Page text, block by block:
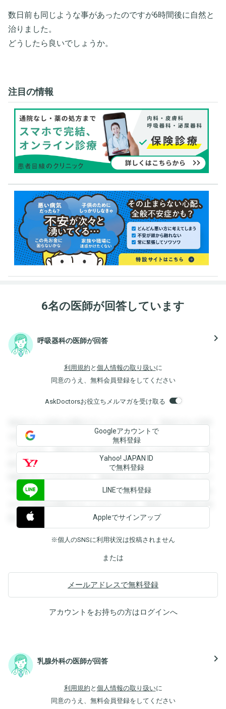
数日前も同じような事があったのですが6時間後に自然と
治りました。
どうしたら良いでしょうか。
注目の情報
6名の医師が回答しています
呼吸器科の医師が回答 navigate_next
利用規約 と 個人情報の取り扱いに
同意のうえ、無料会員登録をしてください
AskDoctorsお役立ちメルマガを受け取る
登録すると回答を閲覧することができます。登録すると回答
を閲覧することができます。登録すると回答を閲覧すること
ができます。登録すると回答を閲覧することができます。登
録すると回答を閲覧することができます。登録すると回答を
閲覧することができます。登録すると回答を閲覧することが
できます。登録すると回答を閲覧することができます。登録
すると回答を閲覧することができます。登録すると回答を閲
覧することができます。
Googleアカウントで
無料登録
Yahoo! JAPAN ID
で無料登録
LINEで無料登録
Appleでサインアップ
※個人のSNSに利用状況は投稿されません
または
メールアドレスで無料登録
アカウントをお持ちの方はログインへ
乳腺外科の医師が回答 navigate_next
利用規約 と 個人情報の取り扱いに
同意のうえ、無料会員登録をしてください